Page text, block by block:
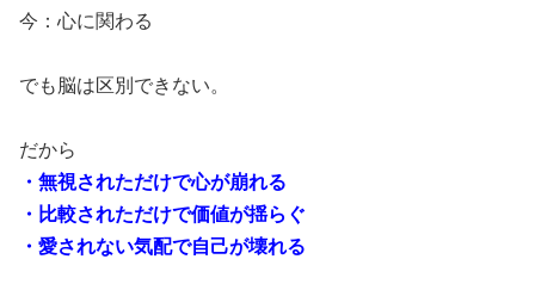
今：心に関わる
でも脳は区別できない。
だから
・無視されただけで心が崩れる
・比較されただけで価値が揺らぐ
・愛されない気配で自己が壊れる